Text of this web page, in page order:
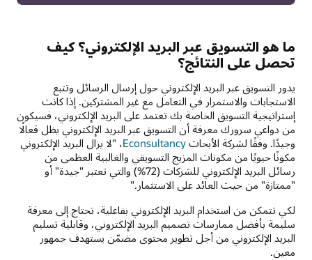
ما هو التسويق عبر البريد الإلكتروني؟ كيف
تحصل على النتائج؟
يدور التسويق عبر البريد الإلكتروني حول إرسال الرسائل وتتبع
الاستجابات والاستمرار في التعامل مع غير المشتركين. إذا كانت
إستراتيجية التسويق الخاصة بك تعتمد على البريد الإلكتروني، فسيكون
من دواعي سرورك معرفة أن التسويق عبر البريد الإلكتروني يظل قعالًا
وجيدًا. وفقًا لشركة الأبحاث Econsultancy، "لا يزال البريد الإلكتروني
مكونًا حيويًا من مكونات المزيج التسويقي والغالبية العظمى من
رسائل البريد الإلكتروني للشركات (72%) والتي تعتبر "جيدة" أو
"ممتازة" من حيث العائد على الاستثمار."
لكي تتمكن من استخدام البريد الإلكتروني بفاعلية، تحتاج إلى معرفة
سليمة بأفضل ممارسات تصميم البريد الإلكتروني، وقابلية تسليم
البريد الإلكتروني من أجل تطوير محتوى مضمّن يستهدف جمهور
معين.